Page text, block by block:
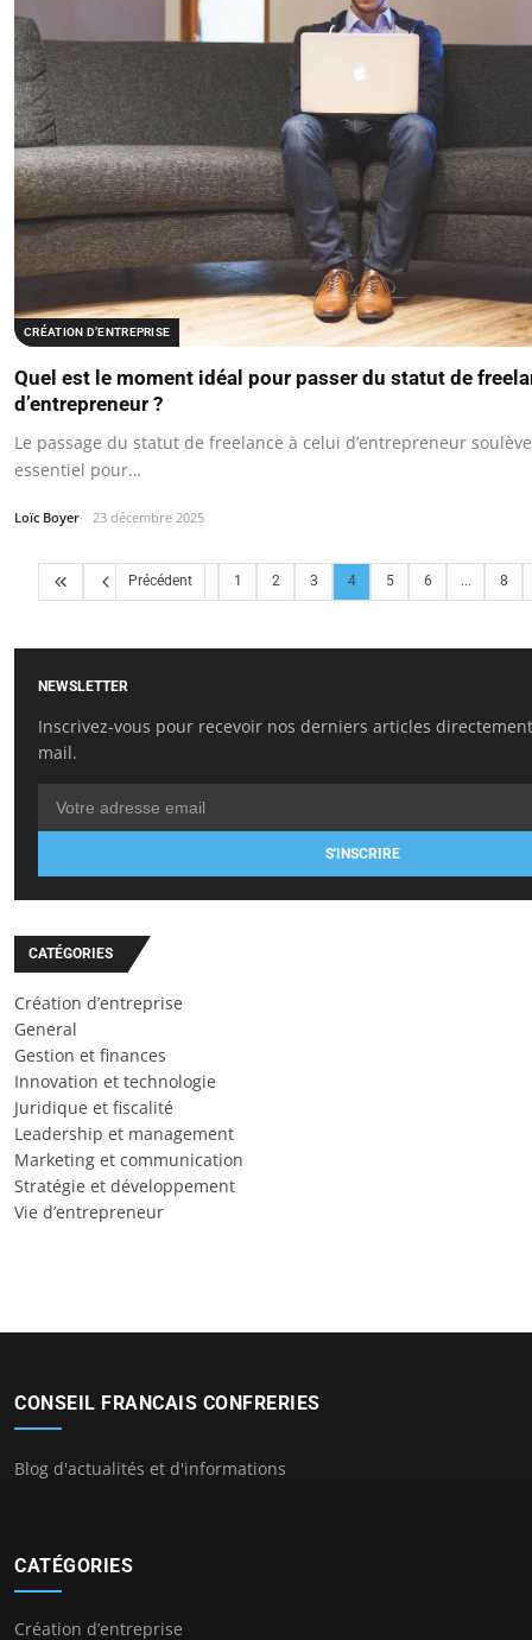
CRÉATION D’ENTREPRISE
Quel est le moment idéal pour passer du statut de
d’entrepreneur ?
Le passage du statut de freelance à celui d’entrepreneur
essentiel pour…
Loïc Boyer 23 décembre 2025
Précédent 1 2 3 4 5 6 ... 8
NEWSLETTER
Inscrivez-vous pour recevoir nos derniers articles
mail.
S'INSCRIRE
CATÉGORIES
Création d’entreprise
General
Gestion et finances
Innovation et technologie
Juridique et fiscalité
Leadership et management
Marketing et communication
Stratégie et développement
Vie d’entrepreneur
CONSEIL FRANCAIS CONFRERIES
Blog d'actualités et d'informations
CATÉGORIES
Création d’entreprise